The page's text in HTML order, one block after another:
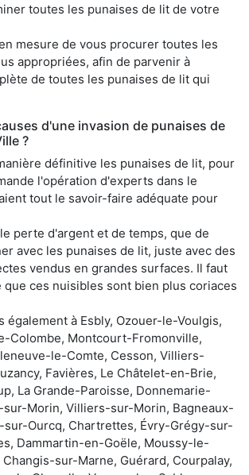
toutes les punaises de lit de votre
mesure de vous procurer toutes les
appropriées, afin de parvenir à
de toutes les punaises de lit qui
d'une invasion de punaises de
?
définitive les punaises de lit, pour
l'opération d'experts dans le
tout le savoir-faire adéquate pour
perte d'argent et de temps, que de
avec les punaises de lit, juste avec des
vendus en grandes surfaces. Il faut
que ces nuisibles sont bien plus coriaces
également à Esbly, Ozouer-le-Voulgis,
Colombe, Montcourt-Fromonville,
le-Comte, Cesson, Villiers-
Favières, Le Châtelet-en-Brie,
La Grande-Paroisse, Donnemarie-
sur-Morin, Villiers-sur-Morin, Bagneaux-
sur-Ourcq, Chartrettes, Évry-Grégy-sur-
Dammartin-en-Goële, Moussy-le-
sur-Marne, Guérard, Courpalay,